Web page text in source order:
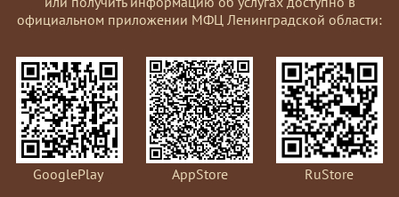
официальном приложении МФЦ Ленинградской области:
GooglePlay AppStore
RuStore